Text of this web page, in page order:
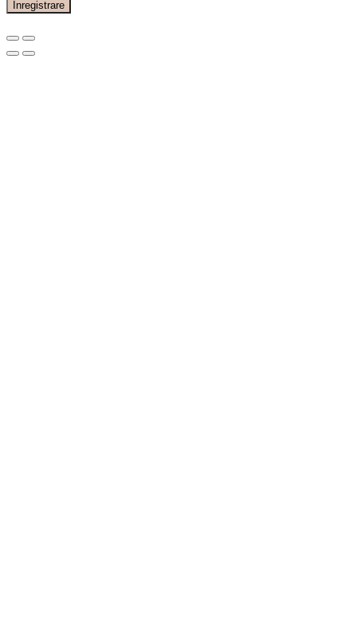
Înregistrare